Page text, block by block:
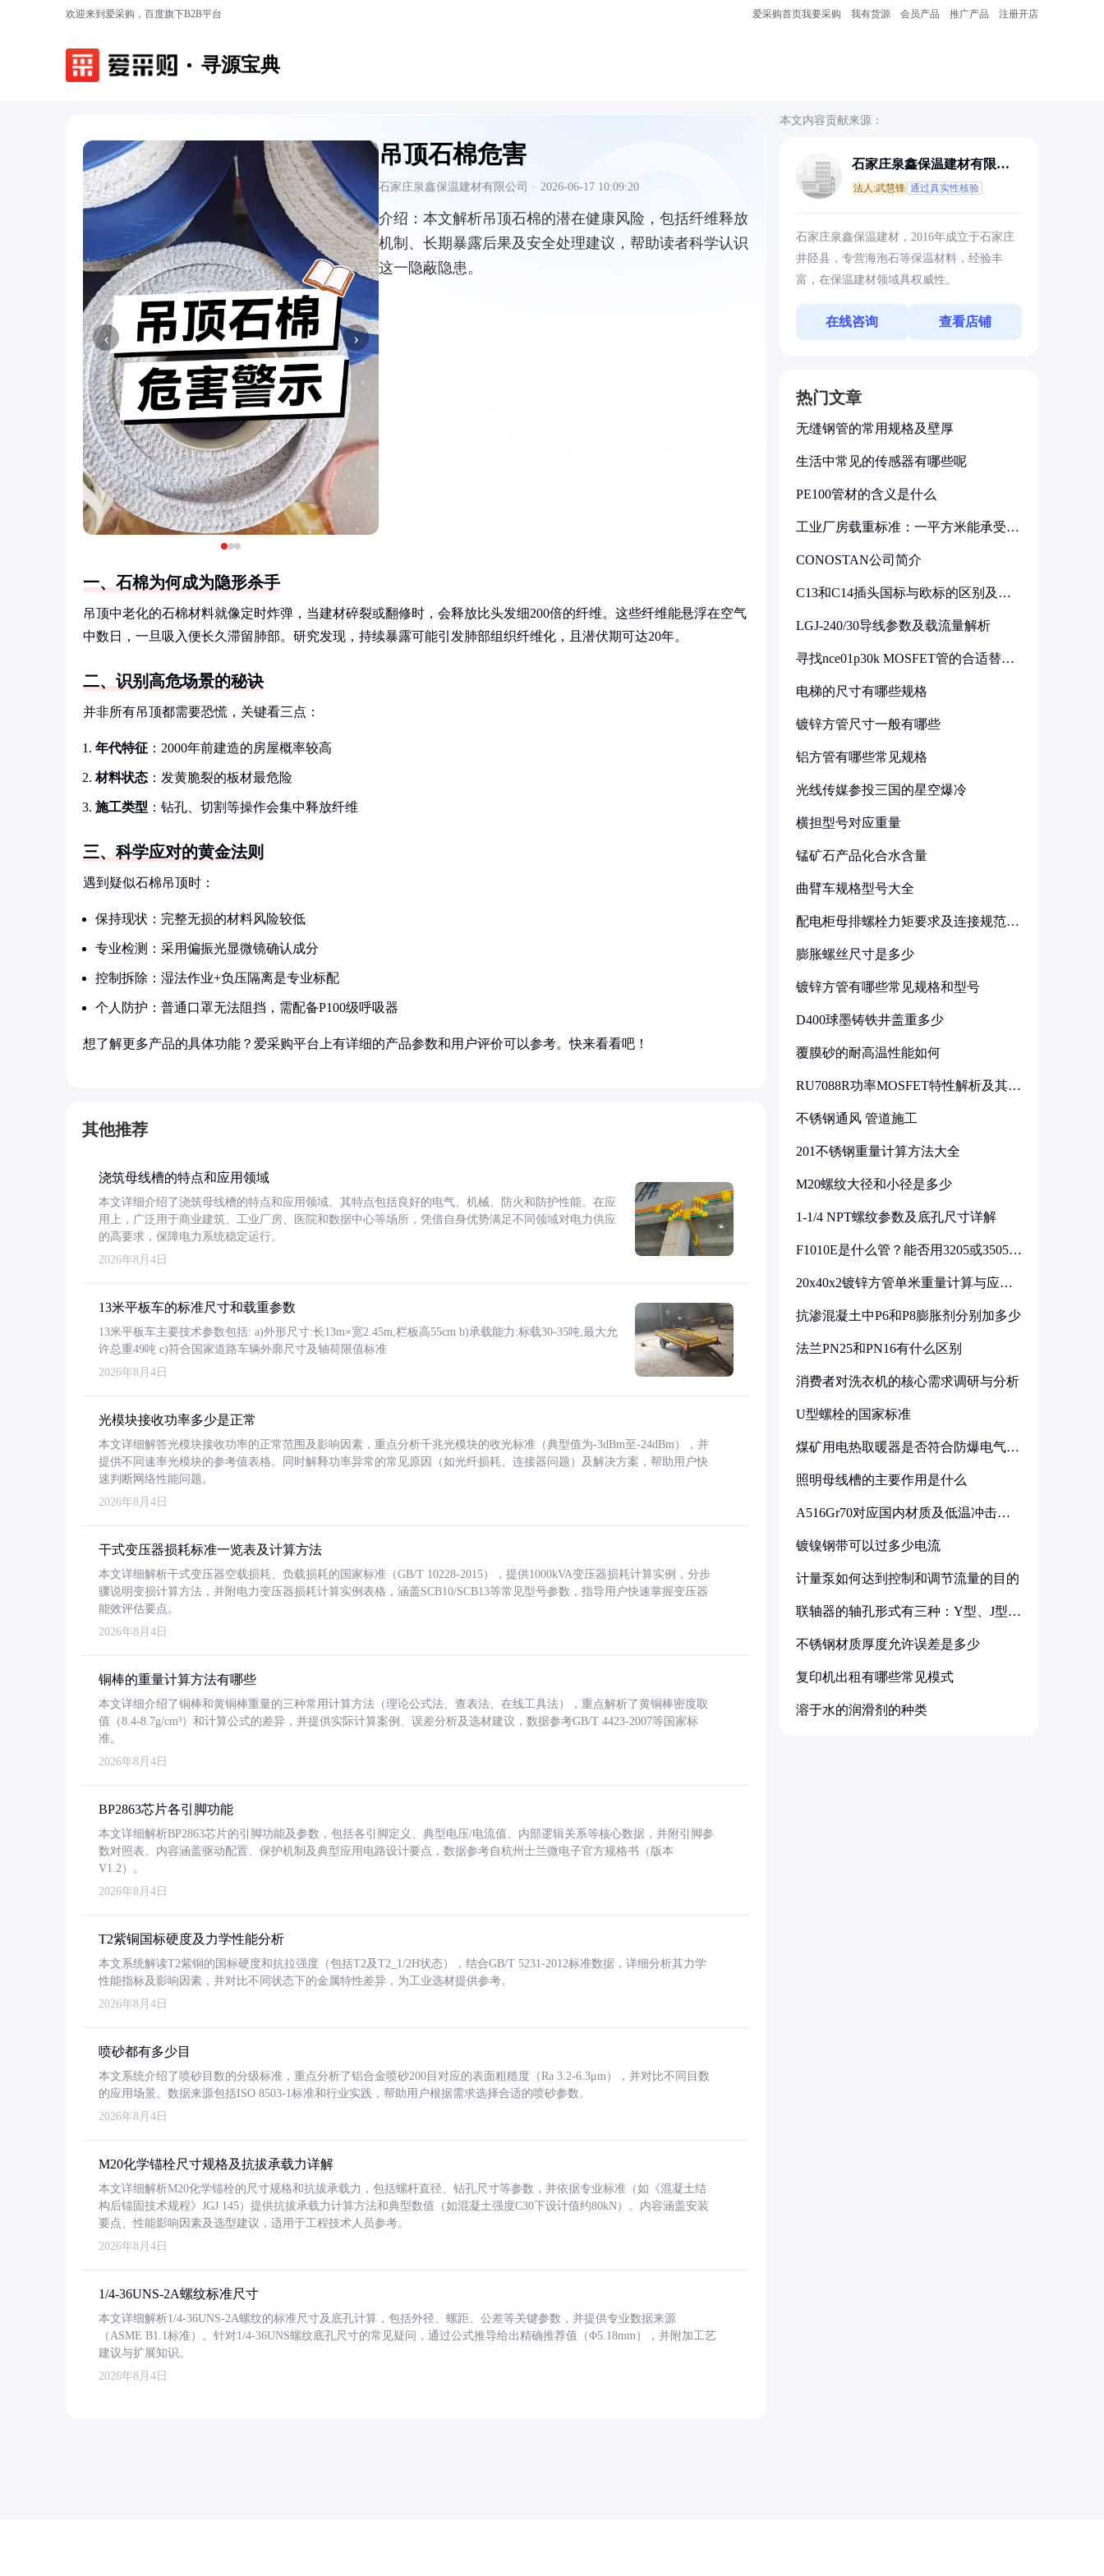
欢迎来到爱采购，百度旗下B2B平台 爱采购首页我要采购 我有货源 会员产品 推广产品 注册开店
寻源宝典
‹ ›
吊顶石棉危害
石家庄泉鑫保温建材有限公司 · 2026-06-17 10:09:20
介绍： 本文解析吊顶石棉的潜在健康风险，包括纤维释放
机制、长期暴露后果及安全处理建议，帮助读者科学认识
这一隐蔽隐患。
一、石棉为何成为隐形杀手
吊顶中老化的石棉材料就像定时炸弹，当建材碎裂或翻修时，会释放比头发细200倍的纤维。这些纤维能悬浮在空气
中数日，一旦吸入便长久滞留肺部。研究发现，持续暴露可能引发肺部组织纤维化，且潜伏期可达20年。
二、识别高危场景的秘诀
并非所有吊顶都需要恐慌，关键看三点：
年代特征 ：2000年前建造的房屋概率较高
材料状态 ：发黄脆裂的板材最危险
施工类型 ：钻孔、切割等操作会集中释放纤维
三、科学应对的黄金法则
遇到疑似石棉吊顶时：
保持现状：完整无损的材料风险较低
专业检测：采用偏振光显微镜确认成分
控制拆除：湿法作业+负压隔离是专业标配
个人防护：普通口罩无法阻挡，需配备P100级呼吸器
想了解更多产品的具体功能？爱采购平台上有详细的产品参数和用户评价可以参考。快来看看吧！
其他推荐
浇筑母线槽的特点和应用领域
本文详细介绍了浇筑母线槽的特点和应用领域。其特点包括良好的电气、机械、防火和防护性能。在应
用上，广泛用于商业建筑、工业厂房、医院和数据中心等场所，凭借自身优势满足不同领域对电力供应
的高要求，保障电力系统稳定运行。
2026年8月4日
13米平板车的标准尺寸和载重参数
13米平板车主要技术参数包括: a)外形尺寸:长13m×宽2.45m,栏板高55cm b)承载能力:标载30-35吨,最大允
许总重49吨 c)符合国家道路车辆外廓尺寸及轴荷限值标准
2026年8月4日
光模块接收功率多少是正常
本文详细解答光模块接收功率的正常范围及影响因素，重点分析千兆光模块的收光标准（典型值为-3dBm至-24dBm），并
提供不同速率光模块的参考值表格。同时解释功率异常的常见原因（如光纤损耗、连接器问题）及解决方案，帮助用户快
速判断网络性能问题。
2026年8月4日
干式变压器损耗标准一览表及计算方法
本文详细解析干式变压器空载损耗、负载损耗的国家标准（GB/T 10228-2015），提供1000kVA变压器损耗计算实例，分步
骤说明变损计算方法，并附电力变压器损耗计算实例表格，涵盖SCB10/SCB13等常见型号参数，指导用户快速掌握变压器
能效评估要点。
2026年8月4日
铜棒的重量计算方法有哪些
本文详细介绍了铜棒和黄铜棒重量的三种常用计算方法（理论公式法、查表法、在线工具法），重点解析了黄铜棒密度取
值（8.4-8.7g/cm³）和计算公式的差异，并提供实际计算案例、误差分析及选材建议，数据参考GB/T 4423-2007等国家标
准。
2026年8月4日
BP2863芯片各引脚功能
本文详细解析BP2863芯片的引脚功能及参数，包括各引脚定义、典型电压/电流值、内部逻辑关系等核心数据，并附引脚参
数对照表。内容涵盖驱动配置、保护机制及典型应用电路设计要点，数据参考自杭州士兰微电子官方规格书（版本
V1.2）。
2026年8月4日
T2紫铜国标硬度及力学性能分析
本文系统解读T2紫铜的国标硬度和抗拉强度（包括T2及T2_1/2H状态），结合GB/T 5231-2012标准数据，详细分析其力学
性能指标及影响因素，并对比不同状态下的金属特性差异，为工业选材提供参考。
2026年8月4日
喷砂都有多少目
本文系统介绍了喷砂目数的分级标准，重点分析了铝合金喷砂200目对应的表面粗糙度（Ra 3.2-6.3μm），并对比不同目数
的应用场景。数据来源包括ISO 8503-1标准和行业实践，帮助用户根据需求选择合适的喷砂参数。
2026年8月4日
M20化学锚栓尺寸规格及抗拔承载力详解
本文详细解析M20化学锚栓的尺寸规格和抗拔承载力，包括螺杆直径、钻孔尺寸等参数，并依据专业标准（如《混凝土结
构后锚固技术规程》JGJ 145）提供抗拔承载力计算方法和典型数值（如混凝土强度C30下设计值约80kN）。内容涵盖安装
要点、性能影响因素及选型建议，适用于工程技术人员参考。
2026年8月4日
1/4-36UNS-2A螺纹标准尺寸
本文详细解析1/4-36UNS-2A螺纹的标准尺寸及底孔计算，包括外径、螺距、公差等关键参数，并提供专业数据来源
（ASME B1.1标准）。针对1/4-36UNS螺纹底孔尺寸的常见疑问，通过公式推导给出精确推荐值（Φ5.18mm），并附加工艺
建议与扩展知识。
2026年8月4日
本文内容贡献来源：
石家庄泉鑫保温建材有限公
法人:武慧锋 通过真实性核验
石家庄泉鑫保温建材，2016年成立于石家庄
井陉县，专营海泡石等保温材料，经验丰
富，在保温建材领域具权威性。
在线咨询 查看店铺
热门文章
无缝钢管的常用规格及壁厚
生活中常见的传感器有哪些呢
PE100管材的含义是什么
工业厂房载重标准：一平方米能承受多
CONOSTAN公司简介
C13和C14插头国标与欧标的区别及其
LGJ-240/30导线参数及载流量解析
寻找nce01p30k MOSFET管的合适替代
电梯的尺寸有哪些规格
镀锌方管尺寸一般有哪些
铝方管有哪些常见规格
光线传媒参投三国的星空爆冷
横担型号对应重量
锰矿石产品化合水含量
曲臂车规格型号大全
配电柜母排螺栓力矩要求及连接规范详
膨胀螺丝尺寸是多少
镀锌方管有哪些常见规格和型号
D400球墨铸铁井盖重多少
覆膜砂的耐高温性能如何
RU7088R功率MOSFET特性解析及其在
不锈钢通风 管道施工
201不锈钢重量计算方法大全
M20螺纹大径和小径是多少
1-1/4 NPT螺纹参数及底孔尺寸详解
F1010E是什么管？能否用3205或3505代
20x40x2镀锌方管单米重量计算与应用
抗渗混凝土中P6和P8膨胀剂分别加多少
法兰PN25和PN16有什么区别
消费者对洗衣机的核心需求调研与分析
U型螺栓的国家标准
煤矿用电热取暖器是否符合防爆电气设
照明母线槽的主要作用是什么
A516Gr70对应国内材质及低温冲击要
镀镍钢带可以过多少电流
计量泵如何达到控制和调节流量的目的
联轴器的轴孔形式有三种：Y型、J型、
不锈钢材质厚度允许误差是多少
复印机出租有哪些常见模式
溶于水的润滑剂的种类